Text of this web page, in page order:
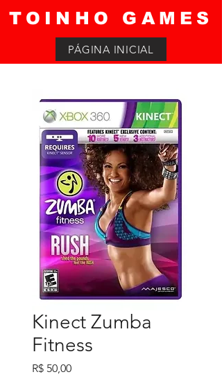
TOINHO GAMES
PÁGINA INICIAL
Kinect Zumba
Fitness
R$ 50,00Preço